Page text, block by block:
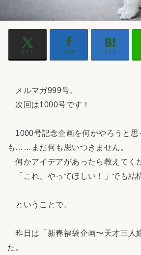
ポスト シェア はてブ
メルマガ999号。
次回は1000号です！
1000号記念企画を何かやろうと思
も……まだ何も思いつきません。
何かアイデアがあったら教えてく
「これ、やってほしい！」でも結
ということで。
昨日は「新春福袋企画〜天才三人
た。